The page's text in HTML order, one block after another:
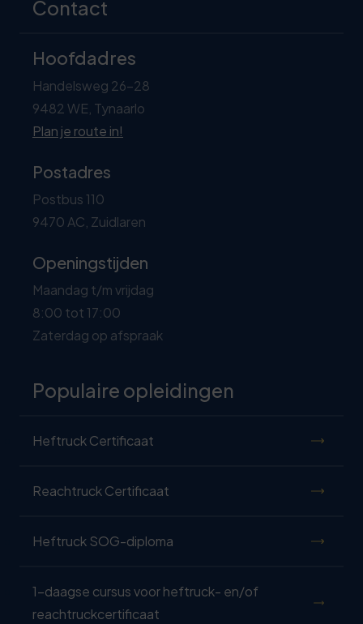
Contact
Hoofdadres
Handelsweg 26-28
9482 WE, Tynaarlo
Plan je route in!
Postadres
Postbus 110
9470 AC, Zuidlaren
Openingstijden
Maandag t/m vrijdag
8:00 tot 17:00
Zaterdag op afspraak
Populaire opleidingen
Heftruck Certificaat
Reachtruck Certificaat
Heftruck SOG-diploma
1-daagse cursus voor heftruck- en/of
reachtruckcertificaat